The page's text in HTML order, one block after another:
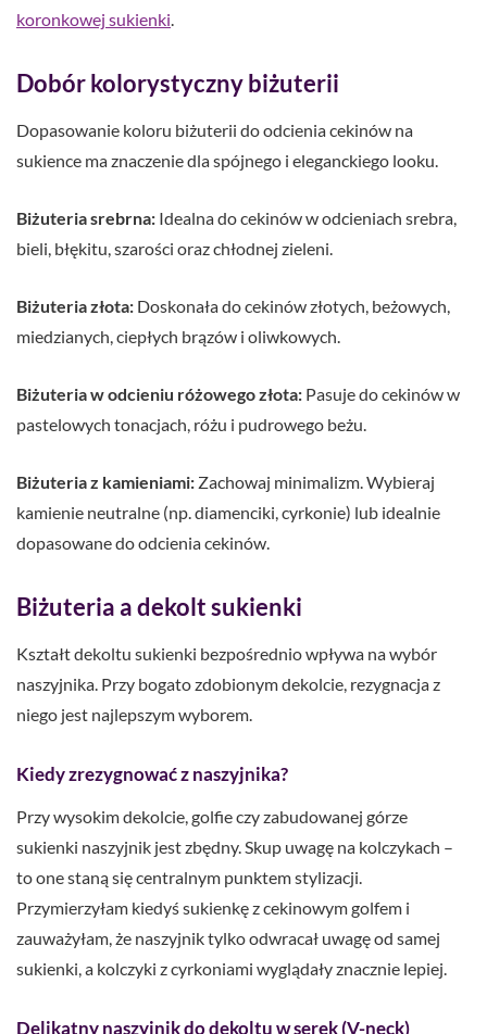
koronkowej sukienki.
Dobór kolorystyczny biżuterii
Dopasowanie koloru biżuterii do odcienia cekinów na
sukience ma znaczenie dla spójnego i eleganckiego looku.
Biżuteria srebrna: Idealna do cekinów w odcieniach srebra,
bieli, błękitu, szarości oraz chłodnej zieleni.
Biżuteria złota: Doskonała do cekinów złotych, beżowych,
miedzianych, ciepłych brązów i oliwkowych.
Biżuteria w odcieniu różowego złota: Pasuje do cekinów w
pastelowych tonacjach, różu i pudrowego beżu.
Biżuteria z kamieniami: Zachowaj minimalizm. Wybieraj
kamienie neutralne (np. diamenciki, cyrkonie) lub idealnie
dopasowane do odcienia cekinów.
Biżuteria a dekolt sukienki
Kształt dekoltu sukienki bezpośrednio wpływa na wybór
naszyjnika. Przy bogato zdobionym dekolcie, rezygnacja z
niego jest najlepszym wyborem.
Kiedy zrezygnować z naszyjnika?
Przy wysokim dekolcie, golfie czy zabudowanej górze
sukienki naszyjnik jest zbędny. Skup uwagę na kolczykach –
to one staną się centralnym punktem stylizacji.
Przymierzyłam kiedyś sukienkę z cekinowym golfem i
zauważyłam, że naszyjnik tylko odwracał uwagę od samej
sukienki, a kolczyki z cyrkoniami wyglądały znacznie lepiej.
Delikatny naszyjnik do dekoltu w serek (V-neck)